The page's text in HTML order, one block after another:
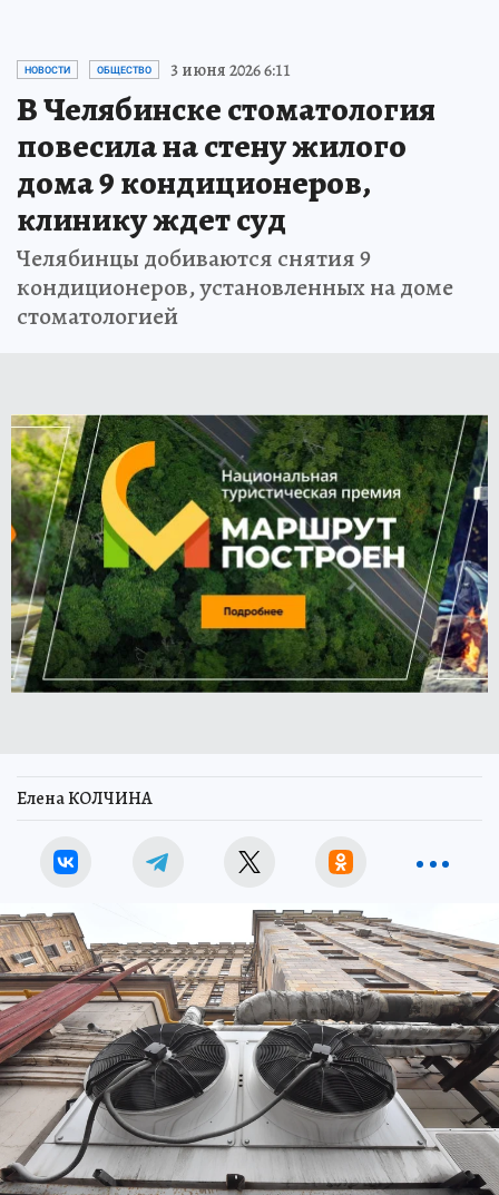
НОВОСТИ ОБЩЕСТВО 3 июня 2026 6:11
В Челябинске стоматология
повесила на стену жилого
дома 9 кондиционеров,
клинику ждет суд
Челябинцы добиваются снятия 9
кондиционеров, установленных на доме
стоматологией
Елена КОЛЧИНА